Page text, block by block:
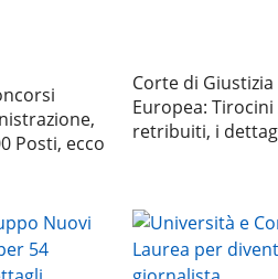
Posti, ecco
Corte di
Europea: Tirocini
retribuiti, i